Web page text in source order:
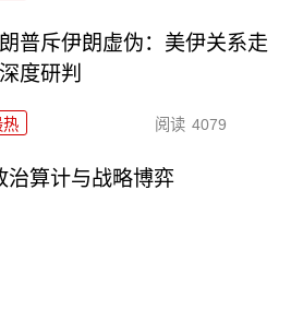
普斥伊朗虚伪：美伊关系走
度研判
热 阅读 4079
治算计与战略博弈